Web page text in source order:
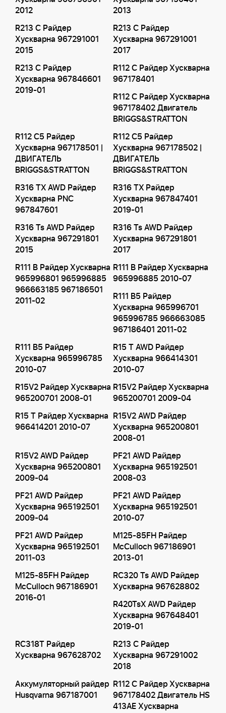
2012
2013
R213 C Райдер
Хускварна 967291001
2015
R213 C Райдер
Хускварна 967291001
2017
R213 C Райдер
Хускварна 967846601
2019-01
R112 C Райдер Хускварна
967178401
R112 C Райдер Хускварна
967178402 Двигатель
BRIGGS&STRATTON
R112 C5 Райдер
Хускварна 967178501 |
ДВИГАТЕЛЬ
BRIGGS&STRATTON
R112 C5 Райдер
Хускварна 967178502 |
ДВИГАТЕЛЬ
BRIGGS&STRATTON
R316 TX AWD Райдер
Хускварна PNC
967847601
R316 TX Райдер
Хускварна 967847401
2019-01
R316 Ts AWD Райдер
Хускварна 967291801
2015
R316 Ts AWD Райдер
Хускварна 967291801
2017
R111 B Райдер Хускварна
965996801 965996885
966663185 967186501
2011-02
R111 B Райдер Хускварна
965996885 2010-07
R111 B5 Райдер
Хускварна 965996701
965996785 966663085
967186401 2011-02
R111 B5 Райдер
Хускварна 965996785
2010-07
R15 T AWD Райдер
Хускварна 966414301
2010-07
R15V2 Райдер Хускварна
965200701 2008-01
R15V2 Райдер Хускварна
965200701 2009-04
R15 T Райдер Хускварна
966414201 2010-07
R15V2 AWD Райдер
Хускварна 965200801
2008-01
R15V2 AWD Райдер
Хускварна 965200801
2009-04
PF21 AWD Райдер
Хускварна 965192501
2008-03
PF21 AWD Райдер
Хускварна 965192501
2009-04
PF21 AWD Райдер
Хускварна 965192501
2010-07
PF21 AWD Райдер
Хускварна 965192501
2011-03
M125-85FH Райдер
McCulloch 967186901
2013-01
M125-85FH Райдер
McCulloch 967186901
2016-01
RC320 Ts AWD Райдер
Хускварна 967628802
R420TsX AWD Райдер
Хускварна 967648401
2019-01
RC318T Райдер
Хускварна 967628702
R213 C Райдер
Хускварна 967291002
2018
Аккумуляторный райдер
Husqvarna 967187001
R112 C Райдер Хускварна
967178402 Двигатель HS
413AE Хускварна